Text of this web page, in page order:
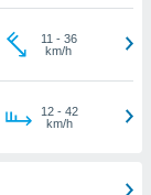
11 - 36
km/h
12- 42
km/h